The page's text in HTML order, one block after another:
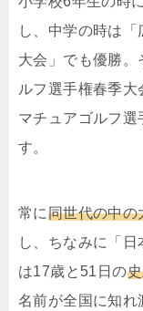
し、中学の時は「
大会」でも優勝
ルフ選手権春季
マチュアゴルフ選
す。
常に同世代の中の
し、ちなみに
「
は17歳と51日の
名前が全国に知れ